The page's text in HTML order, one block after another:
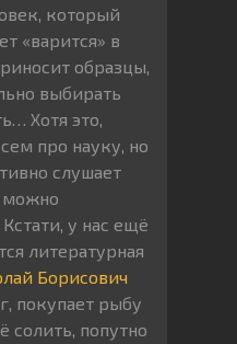
который
«варится» в
образцы,
выбирать
Хотя это,
про науку, но
слушает
можно
у нас ещё
литературная
Борисович
покупает рыбу
солить, попутно